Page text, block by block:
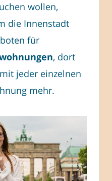
wollen,
die Innenstadt
für
, dort
jeder einzelnen
mehr.